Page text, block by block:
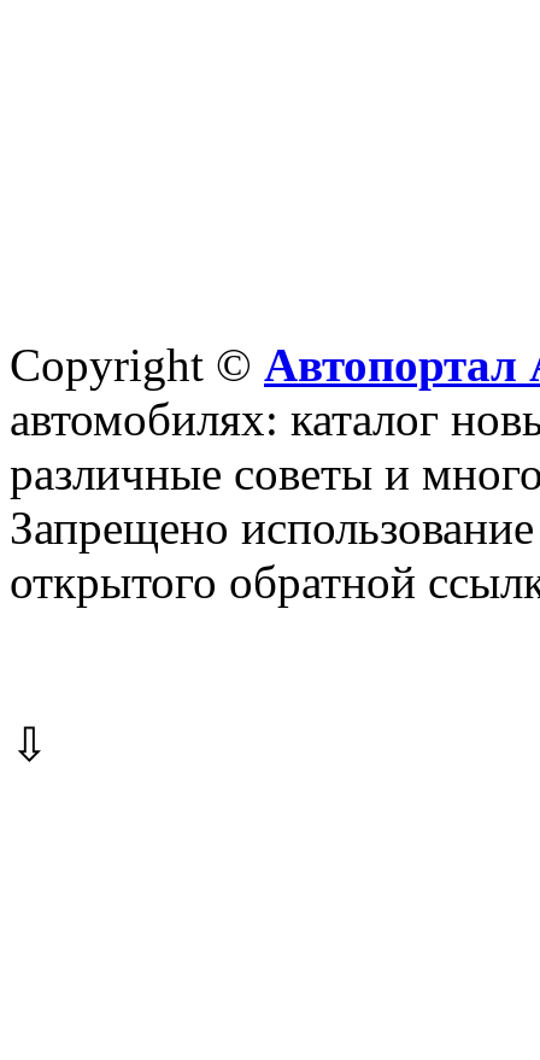
Copyright © Автопортал
автомобилях: каталог
различные советы и
Запрещено
открытого обратной
⇩